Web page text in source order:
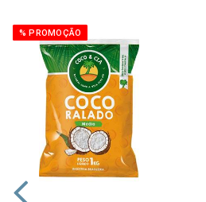
% PROMOÇÃO